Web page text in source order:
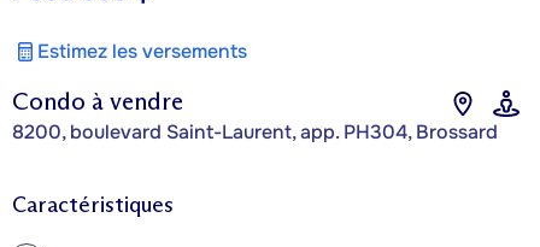
Condo à vendre
8200, boulevard Saint-Laurent, app. PH304, Brossard
Estimez les versements
Caractéristiques